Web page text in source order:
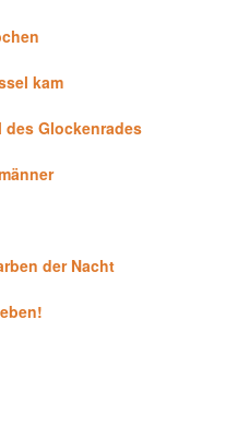
kam
Glockenrades
der Nacht